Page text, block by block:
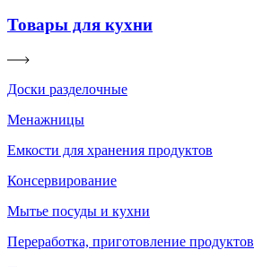
Товары для кухни
Доски разделочные
Менажницы
Емкости для хранения продуктов
Консервирование
Мытье посуды и кухни
Переработка, приготовление продуктов